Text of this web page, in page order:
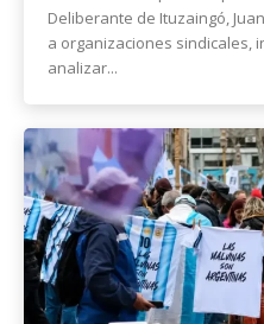
Deliberante de Ituzaingó,
a organizaciones sindicales,
analizar...